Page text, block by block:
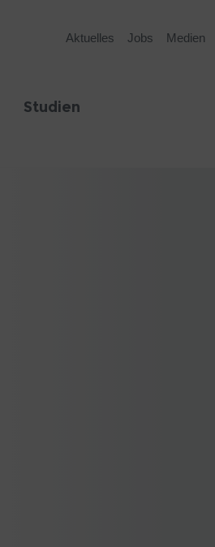
Aktuelles Jobs Medien
Studien